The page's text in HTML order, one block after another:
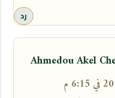
رد
Ahmedou Akel